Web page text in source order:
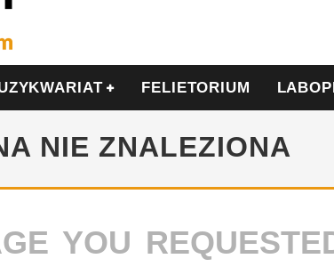
FELIETORIUM
NIE ZNALEZIONA
YOU